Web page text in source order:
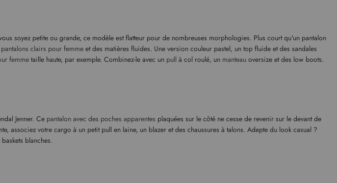
soyez petite ou grande, ce modèle est flatteur pour de nombreuses morphologies. Plus court qu'un pantalon
pantalons clairs pour femme et des matières fluides. Une version couleur pastel, un top fluide et des sandales
femme taille haute, par exemple. Combinez-le avec un pull à col roulé, un manteau oversize et des low boots.
Jenner. Ce pantalon avec des poches apparentes plaquées sur le côté ne cesse de revenir sur le devant de
associez votre cargo à un petit pull en laine, un blazer et des chaussures à talons. Adepte du look casual ?
blanches.